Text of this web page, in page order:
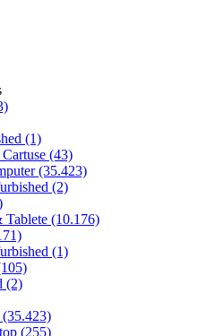
(1)
(43)
(35.423)
(2)
Tablete (10.176)
(1)
(2)
(35.423)
(255)